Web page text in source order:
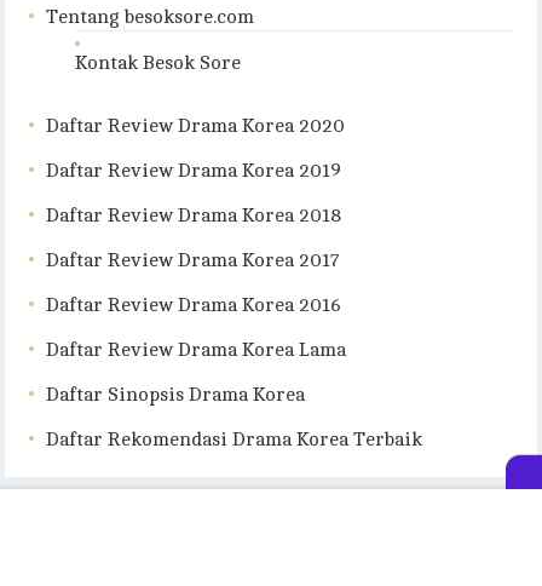
Tentang besoksore.com
Kontak Besok Sore
Daftar Review Drama Korea 2020
Daftar Review Drama Korea 2019
Daftar Review Drama Korea 2018
Daftar Review Drama Korea 2017
Daftar Review Drama Korea 2016
Daftar Review Drama Korea Lama
Daftar Sinopsis Drama Korea
Daftar Rekomendasi Drama Korea Terbaik